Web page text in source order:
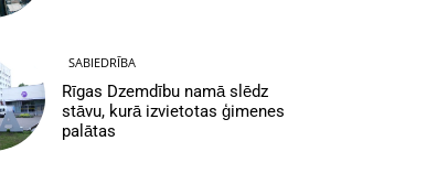
SABIEDRĪBA
Rīgas Dzemdību namā slēdz
stāvu, kurā izvietotas ģimenes
palātas